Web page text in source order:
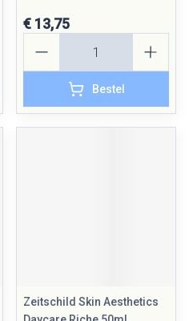
€ 13,75
Bestel
Zeitschild Skin Aesthetics